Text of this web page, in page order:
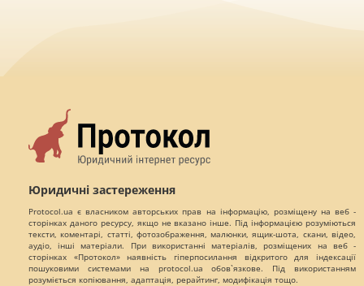
Юридичні застереження
Protocol.ua є власником авторських прав на інформацію, розміщену на веб -
сторінках даного ресурсу, якщо не вказано інше. Під інформацією розуміються
тексти, коментарі, статті, фотозображення, малюнки, ящик-шота, скани, відео,
аудіо, інші матеріали. При використанні матеріалів, розміщених на веб -
сторінках «Протокол» наявність гіперпосилання відкритого для індексації
пошуковими системами на protocol.ua обов`язкове. Під використанням
розуміється копіювання, адаптація, рерайтинг, модифікація тощо.